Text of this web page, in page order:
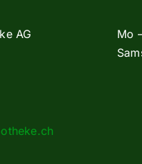
AG
Mo